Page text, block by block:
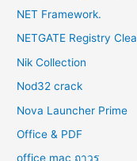
NET Framework.
NETGATE Registry
Nik Collection
Nod32 crack
Nova Launcher Prime
Office & PDF
office mac ถาวร